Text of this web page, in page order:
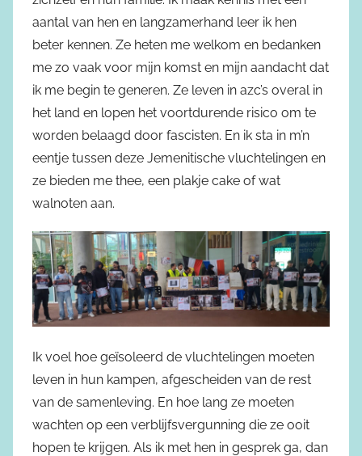
aantal van hen en langzamerhand leer ik hen
beter kennen. Ze heten me welkom en bedanken
me zo vaak voor mijn komst en mijn aandacht dat
ik me begin te generen. Ze leven in azc’s overal in
het land en lopen het voortdurende risico om te
worden belaagd door fascisten. En ik sta in m’n
eentje tussen deze Jemenitische vluchtelingen en
ze bieden me thee, een plakje cake of wat
walnoten aan.
Ik voel hoe geïsoleerd de vluchtelingen moeten
leven in hun kampen, afgescheiden van de rest
van de samenleving. En hoe lang ze moeten
wachten op een verblijfsvergunning die ze ooit
hopen te krijgen. Als ik met hen in gesprek ga, dan